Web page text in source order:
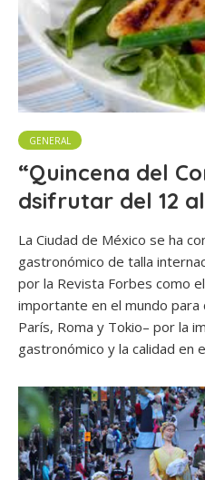
GENERAL
“Quincena del
dsifrutar del 12
La Ciudad de México se ha
gastronómico de talla
por la Revista Forbes como
importante en el mundo
París, Roma y Tokio– por la
gastronómico y la calidad en